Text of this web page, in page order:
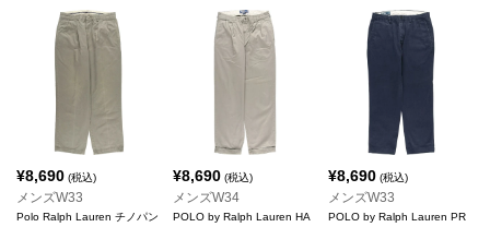
¥8,690 (税込)
メンズW33
Polo Ralph Lauren チノパン
¥8,690(税込)
メンズW34
POLO by Ralph Lauren HA
¥8,690 (税込)
メンズW33
POLO by Ralph Lauren PR